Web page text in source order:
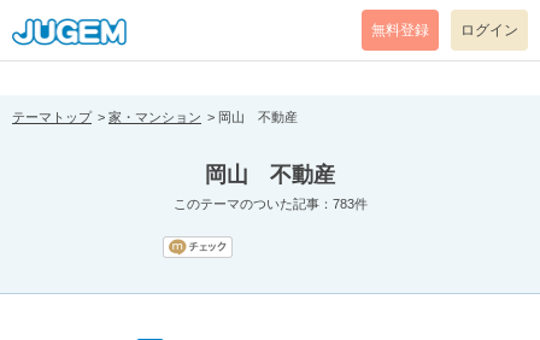
[pear_error: message="Success" code=0 mode=return level=notice
prefix="" info=""]
無料登録 ログイン
テーマトップ 家・マンション 岡山 不動産
岡山 不動産
このテーマのついた記事：783件